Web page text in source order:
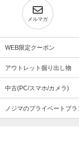
メルマガ
WEB限定クーポン
アウトレット掘り出し物
中古(PC/スマホ/カメラ)
ノジマのプライベートブラ